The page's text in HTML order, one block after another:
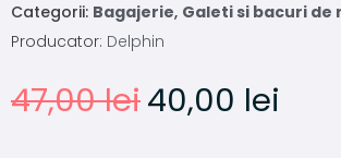
Categorii: Bagajerie, Galeti si bacuri de
Producator: Delphin
47,00lei40,00 lei